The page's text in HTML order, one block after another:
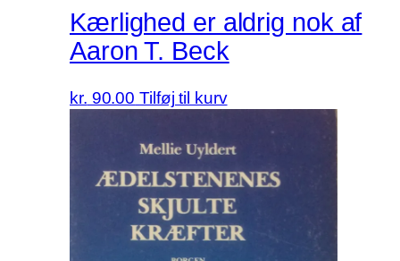
Kærlighed er aldrig nok af
Aaron T. Beck
kr. 90.00 Tilføj til kurv